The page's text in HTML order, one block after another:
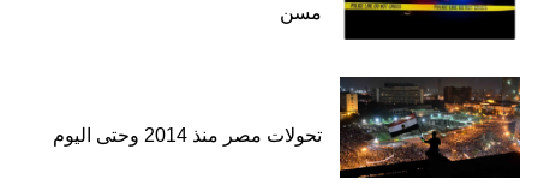
مسن
تحولات مصر منذ 2014 وحتى اليوم